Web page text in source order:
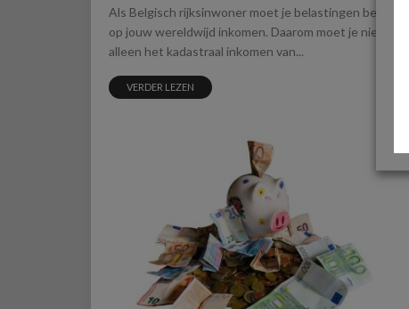
Als Belgisch rijksinwoner moet je belastingen betalen
op jouw wereldwijd inkomen. Daarom moet je niet
alleen het kadastraal inkomen van...
VERDER LEZEN